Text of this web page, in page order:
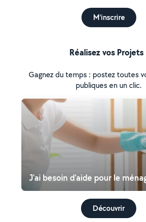
M'inscrire
Réalisez vos Projets
Gagnez du temps : postez toutes
publiques en un clic.
J'ai besoin d'aide pour le
Découvrir